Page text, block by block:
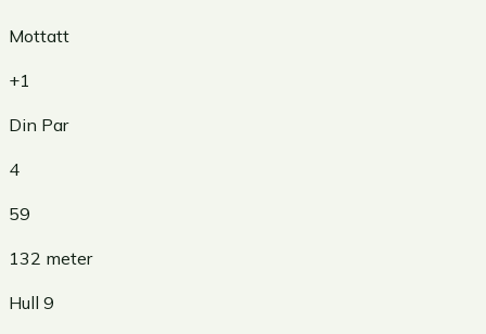
Mottatt
+1
Din Par
4
59
132 meter
Hull 9